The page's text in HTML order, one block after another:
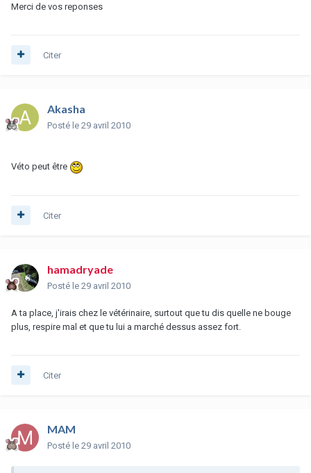
Merci de vos reponses
Citer
Akasha
Posté le 29 avril 2010
Véto peut être
Citer
hamadryade
Posté le 29 avril 2010
A ta place, j'irais chez le vétérinaire, surtout que tu dis quelle ne bouge
plus, respire mal et que tu lui a marché dessus assez fort.
Citer
MAM
Posté le 29 avril 2010